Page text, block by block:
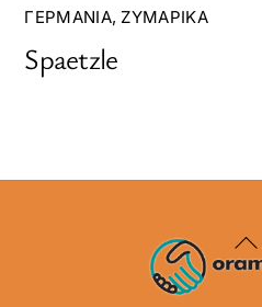
ΓΕΡΜΑΝΊΑ,ΖΥΜΑΡΙΚΆ
Spaetzle